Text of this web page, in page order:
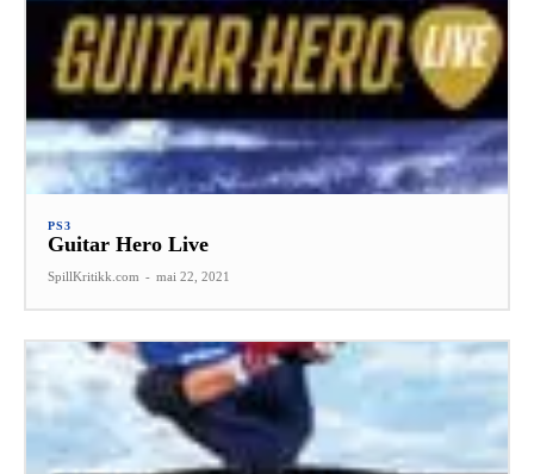
PS3
Guitar Hero Live
SpillKritikk.com - mai 22, 2021